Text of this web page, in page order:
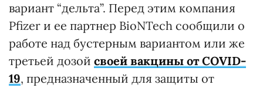
вариант “дельта”. Перед этим компания
Pfizer и ее партнер BioNTech сообщили о
работе над бустерным вариантом или же
третьей дозой своей вакцины от COVID-
19, предназначенный для защиты от